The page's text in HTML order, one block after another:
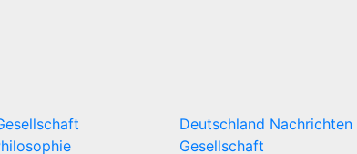
Deutschland Nachrichten
Gesellschaft